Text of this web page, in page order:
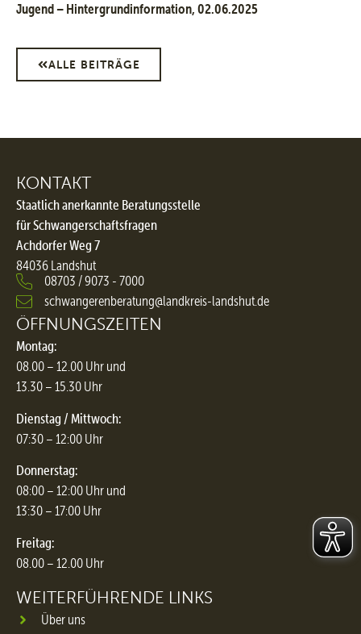
Jugend – Hintergrundinformation, 02.06.2025
ALLE BEITRÄGE
KONTAKT
Staatlich anerkannte Beratungsstelle
für Schwangerschaftsfragen
Achdorfer Weg 7
84036 Landshut
08703 / 9073 - 7000
schwangerenberatung@landkreis-landshut.de
ÖFFNUNGSZEITEN
Montag:
08.00 – 12.00 Uhr und
13.30 – 15.30 Uhr
Dienstag / Mittwoch:
07:30 – 12:00 Uhr
Donnerstag:
08:00 – 12:00 Uhr und
13:30 – 17:00 Uhr
Freitag:
08.00 – 12.00 Uhr
WEITERFÜHRENDE LINKS
Über uns